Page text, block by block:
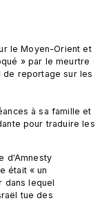
le Moyen-Orient et
» par le meurtre
de reportage sur les
à sa famille et
pour traduire les
d'Amnesty
était « un
dans lequel
tue des